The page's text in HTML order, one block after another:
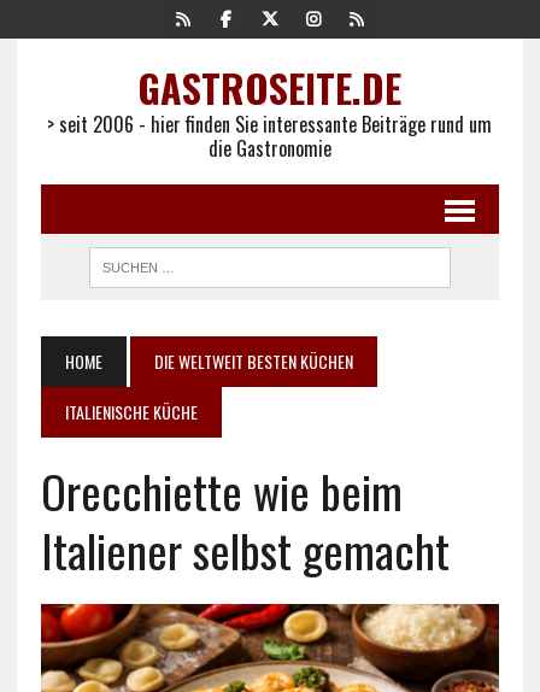
GASTROSEITE.DE
> seit 2006 - hier finden Sie interessante Beiträge rund um
die Gastronomie
HOME
DIE WELTWEIT BESTEN KÜCHEN
ITALIENISCHE KÜCHE
Orecchiette wie beim
Italiener selbst gemacht